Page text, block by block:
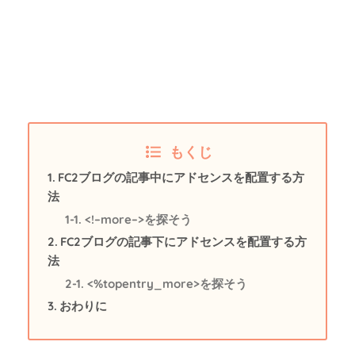
もくじ
FC2ブログの記事中にアドセンスを配置する方
法
<!–more–>を探そう
FC2ブログの記事下にアドセンスを配置する方
法
<%topentry_more>を探そう
おわりに